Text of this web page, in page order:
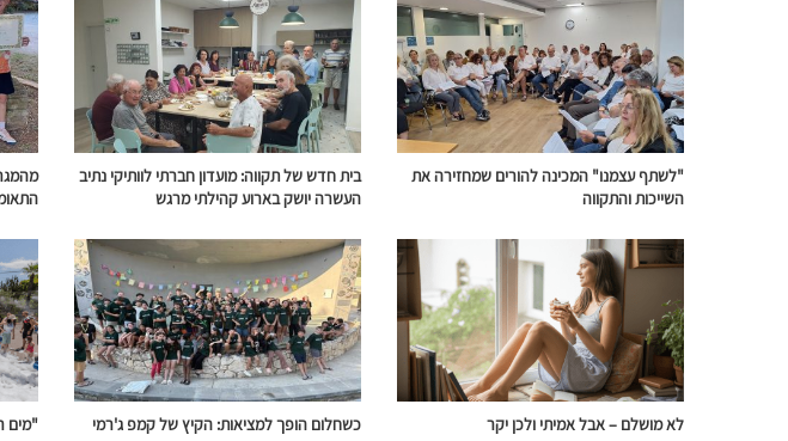
"לשתף עצמנו" המכינה להורים שמחזירה את
השייכות והתקווה
בית חדש של תקווה: מועדון חברתי לוותיקי נתיב
העשרה יושק בארוע קהילתי מרגש
לא מושלם – אבל אמיתי ולכן יקר כשחלום הופך למציאות: הקיץ של קמפ ג'רמי "מים